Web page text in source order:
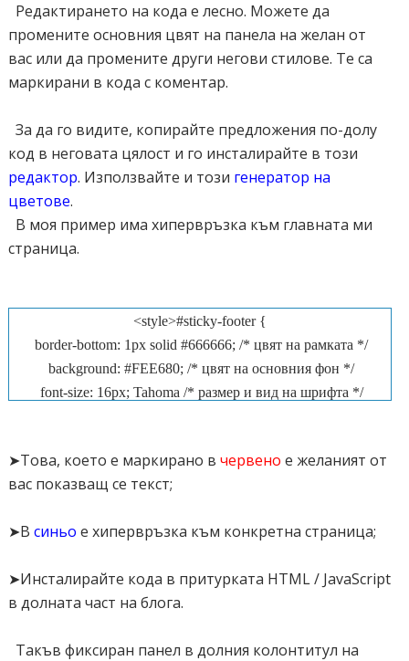
Редактирането на кода е лесно. Можете да
промените основния цвят на панела на желан от
вас или да промените други негови стилове. Те са
маркирани в кода с коментар.
За да го видите, копирайте предложения по-долу
код в неговата цялост и го инсталирайте в този
редактор. Използвайте и този генератор на
цветове.
В моя пример има хипервръзка към главната ми
страница.
<style>#sticky-footer {
border-bottom: 1px solid #666666; /* цвят на рамката */
background: #FEE680; /* цвят на основния фон */
font-size: 16px; Tahoma /* размер и вид на шрифта */
position: fixed;
bottom: 0;
z-index: 2000;
text-align: center;
font: normal 18px Trebuchet MS;
➤Това, което е маркирано в червено е желаният от
вас показващ се текст;
➤В синьо е хипервръзка към конкретна страница;
➤Инсталирайте кода в притурката HTML / JavaScript
в долната част на блога.
Такъв фиксиран панел в долния колонтитул на